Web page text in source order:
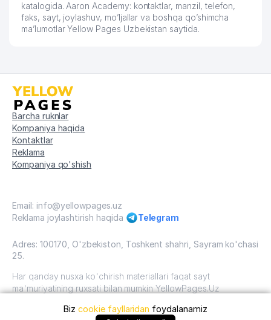
katalogida. Aaron Academy: kontaktlar, manzil, telefon,
faks, sayt, joylashuv, mo’ljallar va boshqa qo’shimcha
ma’lumotlar Yellow Pages Uzbekistan saytida.
Barcha ruknlar
Kompaniya haqida
Kontaktlar
Reklama
Kompaniya qo'shish
Email: info@yellowpages.uz
Reklama joylashtirish haqida
Telegram
Adres: 100170, O'zbekiston, Toshkent shahri, Sayram ko'chasi
25.
Har qanday nusxa ko'chirish materiallari faqat sayt
ma'muriyatining ruxsati bilan mumkin YellowPages.Uz
O'zbekiston, 2009 - 2026 / O'zbekiston "sariq
Bizcookie fayllaridan foydalanamiz